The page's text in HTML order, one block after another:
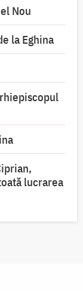
Nou
la Eghina
lucrarea